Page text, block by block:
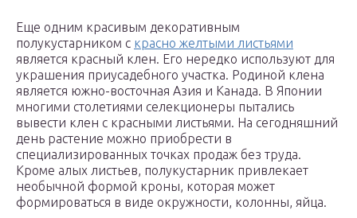
Еще одним красивым декоративным
полукустарником с красно желтыми листьями
является красный клен. Его нередко используют для
украшения приусадебного участка. Родиной клена
является южно-восточная Азия и Канада. В Японии
многими столетиями селекционеры пытались
вывести клен с красными листьями. На сегодняшний
день растение можно приобрести в
специализированных точках продаж без труда.
Кроме алых листьев, полукустарник привлекает
необычной формой кроны, которая может
формироваться в виде окружности, колонны, яйца.